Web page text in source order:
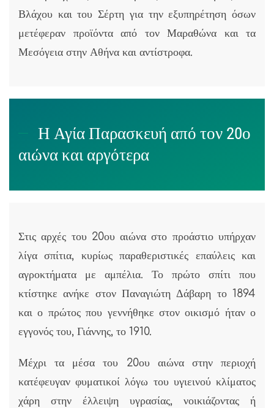
Βλάχου και του Σέρτη για την εξυπηρέτηση όσων
μετέφεραν προϊόντα από τον Μαραθώνα και τα
Μεσόγεια στην Αθήνα και αντίστροφα.
Η Αγία Παρασκευή από τον 20ο
αιώνα και αργότερα
Στις αρχές του 20ου αιώνα στο προάστιο υπήρχαν
λίγα σπίτια, κυρίως παραθεριστικές επαύλεις και
αγροκτήματα με αμπέλια. Το πρώτο σπίτι που
κτίστηκε ανήκε στον Παναγιώτη Δάβαρη το 1894
και ο πρώτος που γεννήθηκε στον οικισμό ήταν ο
εγγονός του, Γιάννης, το 1910.
Μέχρι τα μέσα του 20ου αιώνα στην περιοχή
κατέφευγαν φυματικοί λόγω του υγιεινού κλίματος
χάρη στην έλλειψη υγρασίας, νοικιάζοντας ή